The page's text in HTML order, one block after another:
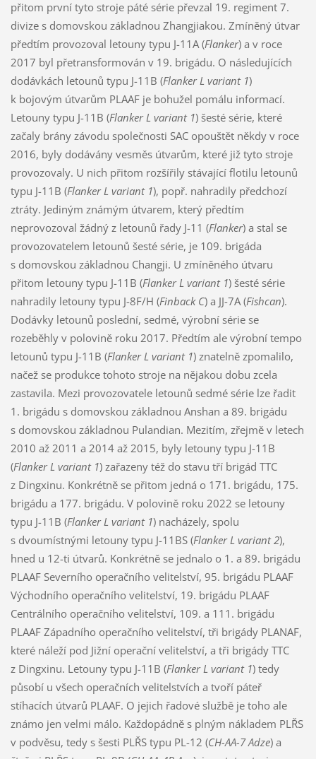
přitom první tyto stroje páté série převzal 19. regiment 7.
divize s domovskou základnou Zhangjiakou. Zmíněný útvar
předtím provozoval letouny typu J-11A (Flanker) a v roce
2017 byl přetransformován v 19. brigádu. O následujících
dodávkách letounů typu J-11B (Flanker L variant 1)
k bojovým útvarům PLAAF je bohužel pomálu informací.
Letouny typu J-11B (Flanker L variant 1) šesté série, které
začaly brány závodu společnosti SAC opouštět někdy v roce
2016, byly dodávány vesměs útvarům, které již tyto stroje
provozovaly. U nich přitom rozšířily stávající flotilu letounů
typu J-11B (Flanker L variant 1), popř. nahradily předchozí
ztráty. Jediným známým útvarem, který předtím
neprovozoval žádný z letounů řady J-11 (Flanker) a stal se
provozovatelem letounů šesté série, je 109. brigáda
s domovskou základnou Changji. U zmíněného útvaru
přitom letouny typu J-11B (Flanker L variant 1) šesté série
nahradily letouny typu J-8F/H (Finback C) a JJ-7A (Fishcan).
Dodávky letounů poslední, sedmé, výrobní série se
rozeběhly v polovině roku 2017. Předtím ale výrobní tempo
letounů typu J-11B (Flanker L variant 1) znatelně zpomalilo,
načež se produkce tohoto stroje na nějakou dobu zcela
zastavila. Mezi provozovatele letounů sedmé série lze řadit
1. brigádu s domovskou základnou Anshan a 89. brigádu
s domovskou základnou Pulandian. Mezitím, zřejmě v letech
2010 až 2011 a 2014 až 2015, byly letouny typu J-11B
(Flanker L variant 1) zařazeny též do stavu tří brigád TTC
z Dingxinu. Konkrétně se přitom jedná o 171. brigádu, 175.
brigádu a 177. brigádu. V polovině roku 2022 se letouny
typu J-11B (Flanker L variant 1) nacházely, spolu
s dvoumístnými letouny typu J-11BS (Flanker L variant 2),
hned u 12-ti útvarů. Konkrétně se jednalo o 1. a 89. brigádu
PLAAF Severního operačního velitelství, 95. brigádu PLAAF
Východního operačního velitelství, 19. brigádu PLAAF
Centrálního operačního velitelství, 109. a 111. brigádu
PLAAF Západního operačního velitelství, tři brigády PLANAF,
které náleží pod Jižní operační velitelství, a tři brigády TTC
z Dingxinu. Letouny typu J-11B (Flanker L variant 1) tedy
působí u všech operačních velitelstvích a tvoří páteř
stíhacích útvarů PLAAF. O jejich řadové službě je toho ale
známo jen velmi málo. Každopádně s plným nákladem PLŘS
v podvěsu, tedy s šesti PLŘS typu PL-12 (CH-AA-7 Adze) a